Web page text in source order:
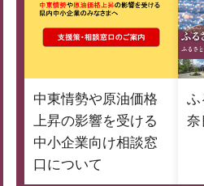
中東情勢や原油価格
上昇の影響を受ける
中小企業向け相談窓
口について
ふ
奈